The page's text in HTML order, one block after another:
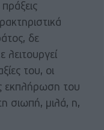
δε
λειτουργεί
του, οι
εκπλήρωση του
σιωπή, μιλά, η,